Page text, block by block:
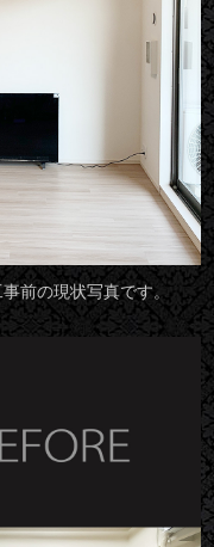
前の現状写真です。